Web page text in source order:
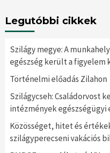
Legutóbbi cikkek
Szilágy megye: A
egészség került a figyelem
Történelmi előadás Zilahon
Szilágycseh: Családorvost
intézmények
Közösséget, hitet és
szilágyperecseni vakációs